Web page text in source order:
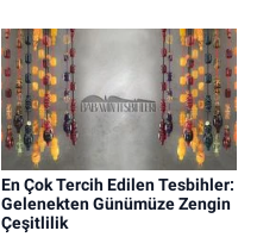
En Çok Tercih Edilen Tesbihler:
Gelenekten Günümüze Zengin
Çeşitlilik